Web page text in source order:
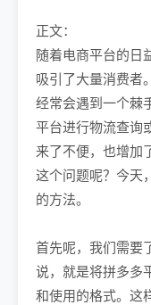
正文：
随着电商平台的日
吸引了大量消费者
经常会遇到一个
平台进行物流查询
来了不便，也增加
这个问题呢？今天
的方法。
首先呢，我们需要
说，就是将拼多多
和使用的格式。这